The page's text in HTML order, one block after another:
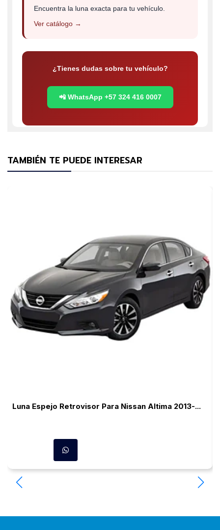
Encuentra la luna exacta para tu vehículo.
Ver catálogo →
¿Tienes dudas sobre tu vehículo?
📲 WhatsApp +57 324 416 0007
TAMBIÉN TE PUEDE INTERESAR
Luna Espejo Retrovisor Para Nissan Altima 2013-...